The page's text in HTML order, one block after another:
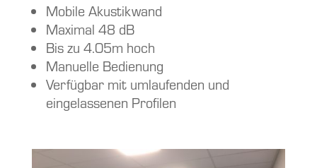
Mobile Akustikwand
Maximal 48 dB
Bis zu 4.05m hoch
Manuelle Bedienung
Verfügbar mit umlaufenden und
eingelassenen Profilen